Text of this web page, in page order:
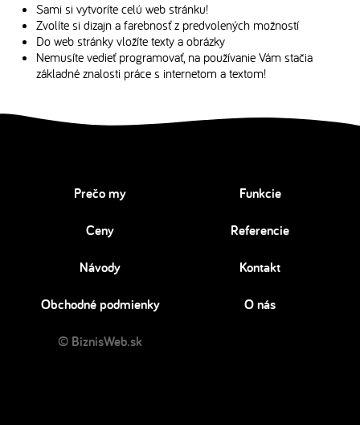
Sami si vytvoríte celú web stránku!
Zvolíte si dizajn a farebnosť z predvolených možností
Do web stránky vložíte texty a obrázky
Nemusíte vedieť programovať, na používanie Vám stačia
základné znalosti práce s internetom a textom!
Prečo my Funkcie
Ceny Referencie
Návody Kontakt
Obchodné podmienky O nás
© BiznisWeb.sk